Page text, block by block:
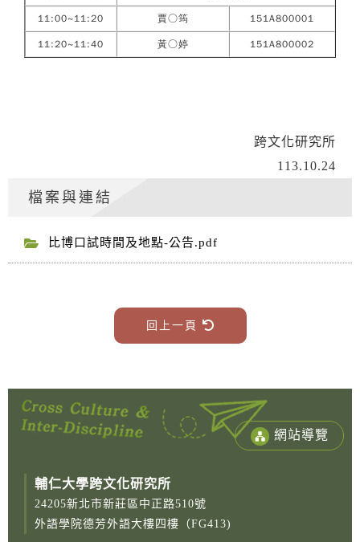
11:00~11:20
賈○筠
151A800001
11:20~11:40
黃○婷 151A800002
跨文化研究所
113.10.24
檔案與連結
比博口試時間及地點-公告.pdf
回上一頁
網站導覽
輔仁大學跨文化研究所
24205新北市新莊區中正路510號
外語學院德芳外語大樓四樓（FG413)